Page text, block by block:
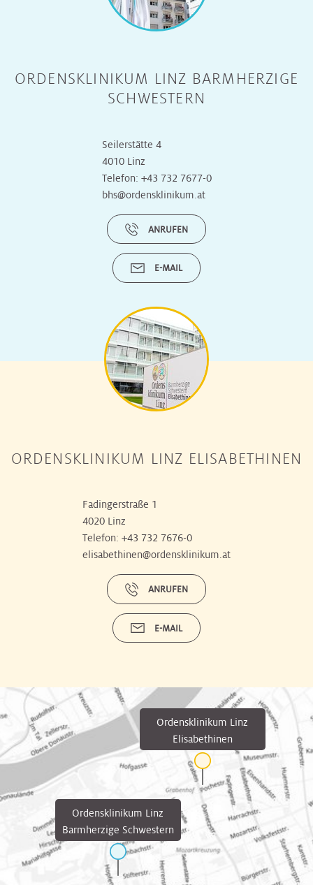
ORDENSKLINIKUM LINZ BARMHERZIGE
SCHWESTERN
Seilerstätte 4
4010 Linz
Telefon: +43 732 7677-0
bhs@ordensklinikum.at
ANRUFEN
E-MAIL
ORDENSKLINIKUM LINZ ELISABETHINEN
Fadingerstraße 1
4020 Linz
Telefon: +43 732 7676-0
elisabethinen@ordensklinikum.at
ANRUFEN
E-MAIL
Ordensklinikum Linz
Barmherzige Schwestern
Ordensklinikum Linz
Elisabethinen